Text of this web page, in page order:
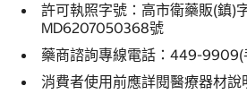
許可執照字號：高市衛藥販(鎮)
MD6207050368號
藥商諮詢專線電話：449-9909(
消費者使用前應詳閱醫療器材說